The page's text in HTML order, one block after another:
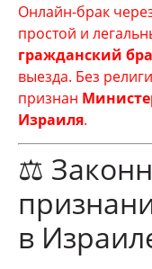
Онлайн-брак
простой и
гражданский
выезда. Без
признан
Израиля.
⚖️
в